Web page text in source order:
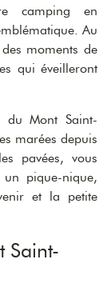
camping en
Au
moments de
qui éveilleront
du Mont Saint-
marées depuis
pavées, vous
un pique-nique,
et la petite
Saint-